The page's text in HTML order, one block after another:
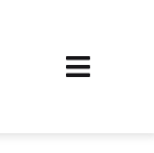
Toggle